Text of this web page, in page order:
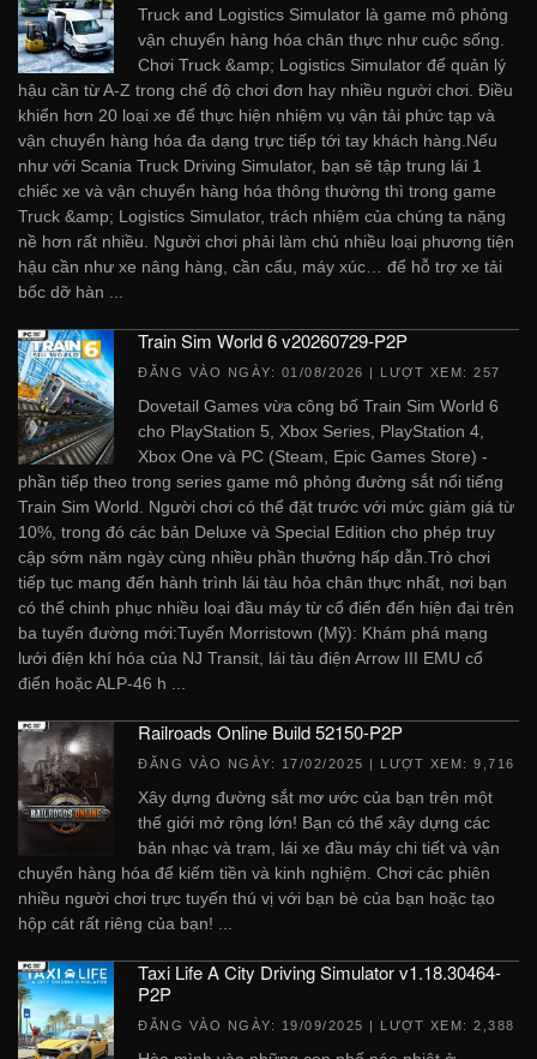
Truck and Logistics Simulator là game mô phỏng
vận chuyển hàng hóa chân thực như cuộc sống.
Chơi Truck &amp; Logistics Simulator để quản lý
hậu cần từ A-Z trong chế độ chơi đơn hay nhiều người chơi. Điều
khiển hơn 20 loại xe để thực hiện nhiệm vụ vận tải phức tạp và
vận chuyển hàng hóa đa dạng trực tiếp tới tay khách hàng.Nếu
như với Scania Truck Driving Simulator, bạn sẽ tập trung lái 1
chiếc xe và vận chuyển hàng hóa thông thường thì trong game
Truck &amp; Logistics Simulator, trách nhiệm của chúng ta nặng
nề hơn rất nhiều. Người chơi phải làm chủ nhiều loại phương tiện
hậu cần như xe nâng hàng, cần cẩu, máy xúc… để hỗ trợ xe tải
bốc dỡ hàn ...
Train Sim World 6 v20260729-P2P
ĐĂNG VÀO NGÀY: 01/08/2026 | LƯỢT XEM: 257
Dovetail Games vừa công bố Train Sim World 6
cho PlayStation 5, Xbox Series, PlayStation 4,
Xbox One và PC (Steam, Epic Games Store) -
phần tiếp theo trong series game mô phỏng đường sắt nổi tiếng
Train Sim World. Người chơi có thể đặt trước với mức giảm giá từ
10%, trong đó các bản Deluxe và Special Edition cho phép truy
cập sớm năm ngày cùng nhiều phần thưởng hấp dẫn.Trò chơi
tiếp tục mang đến hành trình lái tàu hỏa chân thực nhất, nơi bạn
có thể chinh phục nhiều loại đầu máy từ cổ điển đến hiện đại trên
ba tuyến đường mới:Tuyến Morristown (Mỹ): Khám phá mạng
lưới điện khí hóa của NJ Transit, lái tàu điện Arrow III EMU cổ
điển hoặc ALP-46 h ...
Railroads Online Build 52150-P2P
ĐĂNG VÀO NGÀY: 17/02/2025 | LƯỢT XEM: 9,716
Xây dựng đường sắt mơ ước của bạn trên một
thế giới mở rộng lớn! Bạn có thể xây dựng các
bản nhạc và trạm, lái xe đầu máy chi tiết và vận
chuyển hàng hóa để kiếm tiền và kinh nghiệm. Chơi các phiên
nhiều người chơi trực tuyến thú vị với bạn bè của bạn hoặc tạo
hộp cát rất riêng của bạn! ...
Taxi Life A City Driving Simulator v1.18.30464-
P2P
ĐĂNG VÀO NGÀY: 19/09/2025 | LƯỢT XEM: 2,388